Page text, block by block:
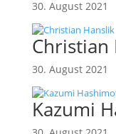
30. August 2021
Christian
30. August 2021
Kazumi